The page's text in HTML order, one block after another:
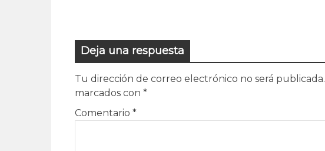
Deja una respuesta
Tu dirección de correo electrónico no será publicada.
marcados con *
Comentario *